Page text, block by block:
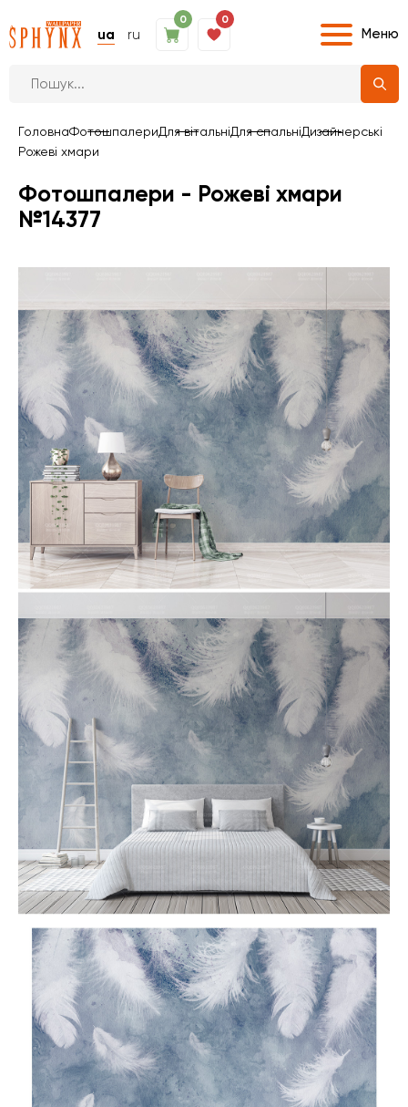
ua ru
0 0
Меню
ГоловнаФотошпалериДля вітальніДля спальніДизайнерські
Рожеві хмари
Фотошпалери - Рожеві хмари
№14377